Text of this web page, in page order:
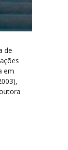
de
em